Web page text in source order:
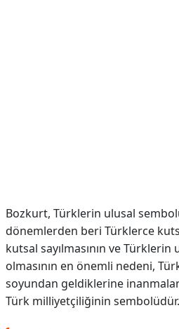
Bozkurt, Türklerin ulusal
dönemlerden beri Türklerce
kutsal sayılmasının ve
olmasının en önemli nedeni,
soyundan geldiklerine
Türk milliyetçiliğinin sembolüdür.